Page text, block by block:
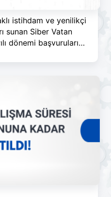
istihdam ve yenilikçi
sunan Siber Vatan
dönemi başvuruları